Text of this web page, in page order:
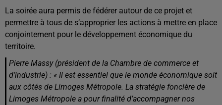
La soirée aura permis de fédérer autour de ce projet et
permettre à tous de s’approprier les actions à mettre en place
conjointement pour le développement économique du
territoire.
Pierre Massy (président de la Chambre de commerce et
d’industrie) : « Il est essentiel que le monde économique soit
aux côtés de Limoges Métropole. La stratégie foncière de
Limoges Métropole a pour finalité d’accompagner nos